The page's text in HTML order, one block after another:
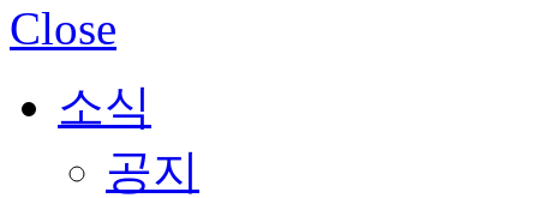
Close
소식
공지